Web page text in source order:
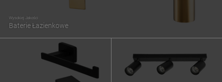
Wysokiej Jakości
Baterie Łazienkowe